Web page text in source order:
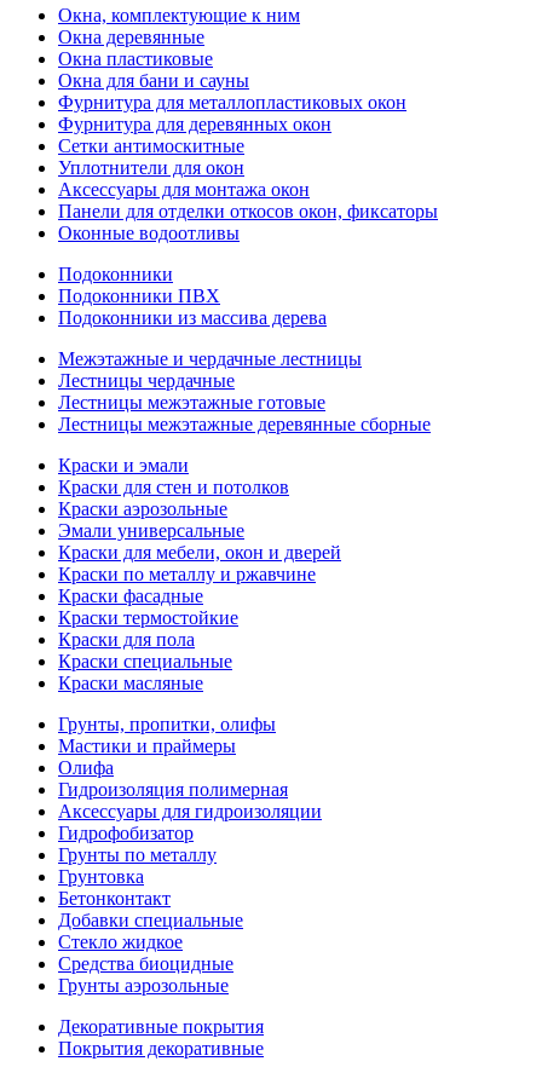
Окна, комплектующие к ним
Окна деревянные
Окна пластиковые
Окна для бани и сауны
Фурнитура для металлопластиковых окон
Фурнитура для деревянных окон
Сетки антимоскитные
Уплотнители для окон
Аксессуары для монтажа окон
Панели для отделки откосов окон, фиксаторы
Оконные водоотливы
Подоконники
Подоконники ПВХ
Подоконники из массива дерева
Межэтажные и чердачные лестницы
Лестницы чердачные
Лестницы межэтажные готовые
Лестницы межэтажные деревянные сборные
Краски и эмали
Краски для стен и потолков
Краски аэрозольные
Эмали универсальные
Краски для мебели, окон и дверей
Краски по металлу и ржавчине
Краски фасадные
Краски термостойкие
Краски для пола
Краски специальные
Краски масляные
Грунты, пропитки, олифы
Мастики и праймеры
Олифа
Гидроизоляция полимерная
Аксессуары для гидроизоляции
Гидрофобизатор
Грунты по металлу
Грунтовка
Бетонконтакт
Добавки специальные
Стекло жидкое
Средства биоцидные
Грунты аэрозольные
Декоративные покрытия
Покрытия декоративные